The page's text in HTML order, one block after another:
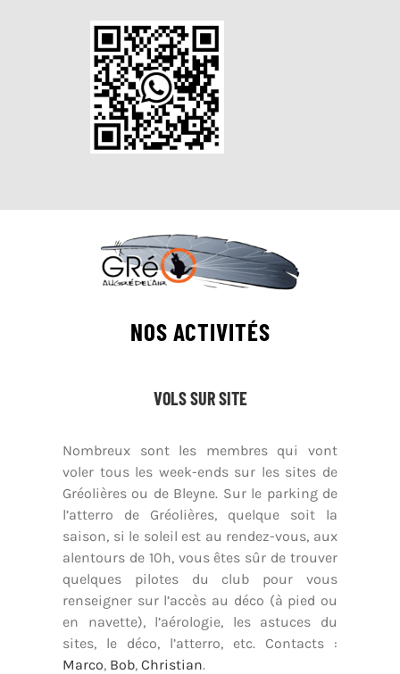
NOS ACTIVITÉS
VOLS SUR SITE
Nombreux sont les membres qui vont
voler tous les week-ends sur les sites de
Gréolières ou de Bleyne. Sur le parking de
l’atterro de Gréolières, quelque soit la
saison, si le soleil est au rendez-vous, aux
alentours de 10h, vous êtes sûr de trouver
quelques pilotes du club pour vous
renseigner sur l’accès au déco (à pied ou
en navette), l’aérologie, les astuces du
sites, le déco, l’atterro, etc. Contacts :
Marco, Bob, Christian.